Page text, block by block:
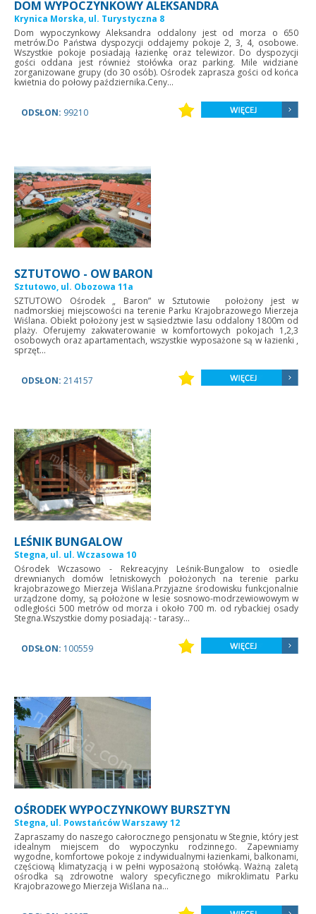
DOM WYPOCZYNKOWY ALEKSANDRA
Krynica Morska, ul. Turystyczna 8
Dom wypoczynkowy Aleksandra oddalony jest od morza o 650
metrów.Do Państwa dyspozycji oddajemy pokoje 2, 3, 4, osobowe.
Wszystkie pokoje posiadają łazienkę oraz telewizor. Do dyspozycji
gości oddana jest również stołówka oraz parking. Mile widziane
zorganizowane grupy (do 30 osób). Ośrodek zaprasza gości od końca
kwietnia do połowy października.Ceny...
ODSŁON: 99210
SZTUTOWO - OW BARON
Sztutowo, ul. Obozowa 11a
SZTUTOWO Ośrodek „ Baron” w Sztutowie położony jest w
nadmorskiej miejscowości na terenie Parku Krajobrazowego Mierzeja
Wiślana. Obiekt położony jest w sąsiedztwie lasu oddalony 1800m od
plaży. Oferujemy zakwaterowanie w komfortowych pokojach 1,2,3
osobowych oraz apartamentach, wszystkie wyposażone są w łazienki ,
sprzęt...
ODSŁON: 214157
LEŚNIK BUNGALOW
Stegna, ul. ul. Wczasowa 10
Ośrodek Wczasowo - Rekreacyjny Leśnik-Bungalow to osiedle
drewnianych domów letniskowych położonych na terenie parku
krajobrazowego Mierzeja Wiślana.Przyjazne środowisku funkcjonalnie
urządzone domy, są położone w lesie sosnowo-modrzewiowowym w
odległości 500 metrów od morza i około 700 m. od rybackiej osady
Stegna.Wszystkie domy posiadają: - tarasy...
ODSŁON: 100559
OŚRODEK WYPOCZYNKOWY BURSZTYN
Stegna, ul. Powstańców Warszawy 12
Zapraszamy do naszego całorocznego pensjonatu w Stegnie, który jest
idealnym miejscem do wypoczynku rodzinnego. Zapewniamy
wygodne, komfortowe pokoje z indywidualnymi łazienkami, balkonami,
częściową klimatyzacją i w pełni wyposażoną stołówką. Ważną zaletą
ośrodka są zdrowotne walory specyficznego mikroklimatu Parku
Krajobrazowego Mierzeja Wiślana na...